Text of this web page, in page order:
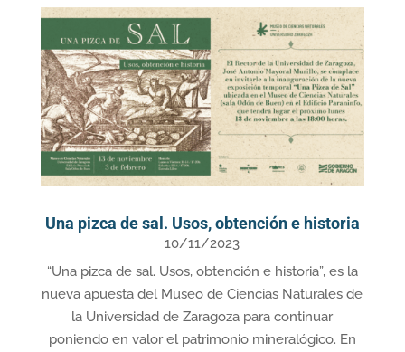
Una pizca de sal. Usos, obtención e historia
10/11/2023
“Una pizca de sal. Usos, obtención e historia”, es la
nueva apuesta del Museo de Ciencias Naturales de
la Universidad de Zaragoza para continuar
poniendo en valor el patrimonio mineralógico. En